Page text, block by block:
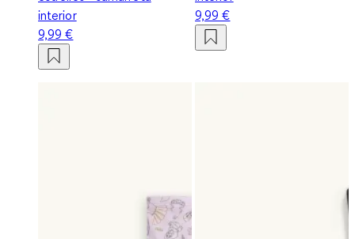
interior
9,99 €
9,99 €